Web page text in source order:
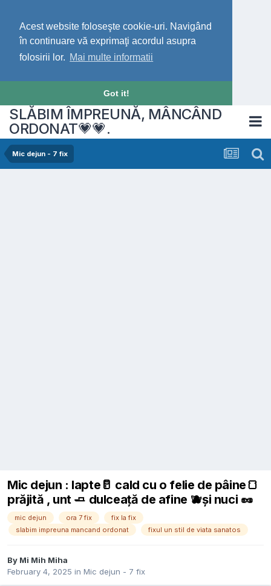
Acest website foloseşte cookie-uri. Navigând
în continuare vă exprimaţi acordul asupra
folosirii lor. Mai multe informatii
Got it!
SLĂBIM ÎMPREUNĂ, MÂNCÂND
ORDONAT💗💗.
Mic dejun - 7 fix
Mic dejun : lapte🥛 cald cu o felie de pâine🍞
prăjită , unt 🧈 dulceață de afine 🫐și nuci 🥜
mic dejun ora 7 fix
fix la fix
slabim impreuna mancand ordonat
fixul un stil de viata sanatos
By Mi Mih Miha
February 4, 2025 in Mic dejun - 7 fix